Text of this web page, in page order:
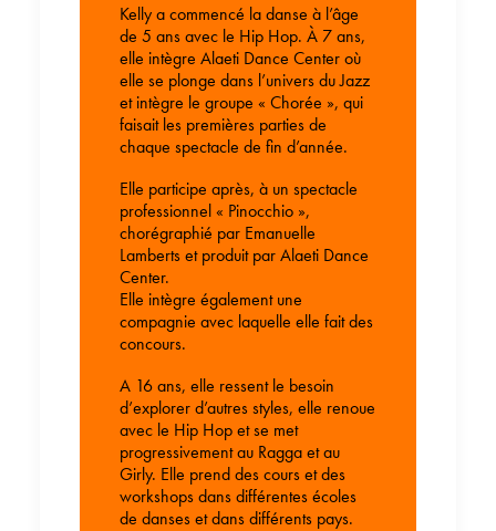
Kelly a commencé la danse à l’âge
de 5 ans avec le Hip Hop. À 7 ans,
elle intègre Alaeti Dance Center où
elle se plonge dans l’univers du Jazz
et intègre le groupe « Chorée », qui
faisait les premières parties de
chaque spectacle de fin d’année.
Elle participe après, à un spectacle
professionnel « Pinocchio »,
chorégraphié par Emanuelle
Lamberts et produit par Alaeti Dance
Center.
Elle intègre également une
compagnie avec laquelle elle fait des
concours.
A 16 ans, elle ressent le besoin
d’explorer d’autres styles, elle renoue
avec le Hip Hop et se met
progressivement au Ragga et au
Girly. Elle prend des cours et des
workshops dans différentes écoles
de danses et dans différents pays.